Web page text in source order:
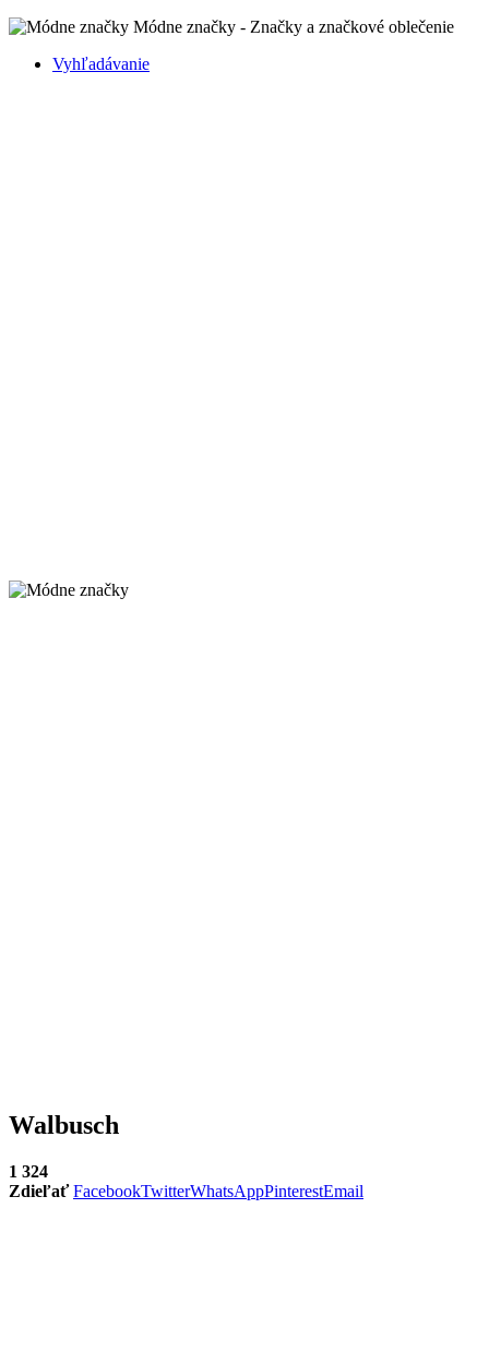
Módne značky - Značky a značkové oblečenie
Vyhľadávanie
Walbusch
1 324
Zdieľať FacebookTwitterWhatsAppPinterestEmail